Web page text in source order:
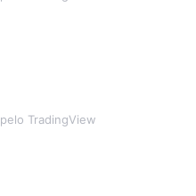
pelo TradingView